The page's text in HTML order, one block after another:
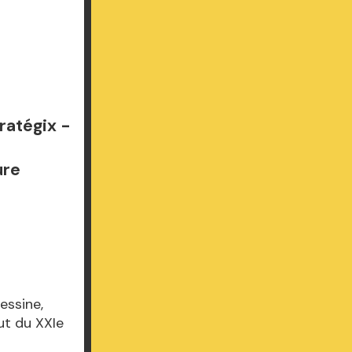
-
du XXIe